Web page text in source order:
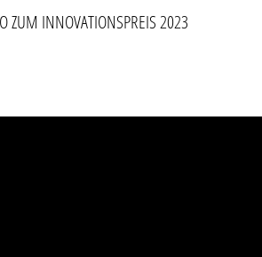
ZUM INNOVATIONSPREIS 2023